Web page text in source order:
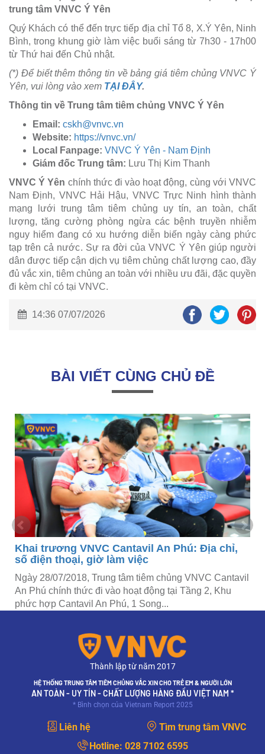
trung tâm VNVC Ý Yên
Quý Khách có thể đến trực tiếp địa chỉ Tổ 8, X.Ý Yên, Ninh
Bình, trong khung giờ làm việc buổi sáng từ 7h30 - 17h00
từ Thứ hai đến Chủ nhật.
(*) Để biết thêm thông tin về bảng giá tiêm chủng VNVC Ý
Yên, vui lòng vào xem TẠI ĐÂY.
Thông tin về Trung tâm tiêm chủng VNVC Ý Yên
Email: cskh@vnvc.vn
Website: https://vnvc.vn/
Local Fanpage: VNVC Ý Yên - Nam Định
Giám đốc Trung tâm: Lưu Thị Kim Thanh
VNVC Ý Yên chính thức đi vào hoạt động, cùng với VNVC
Nam Định, VNVC Hải Hậu, VNVC Trực Ninh hình thành
mạng lưới trung tâm tiêm chủng uy tín, an toàn, chất
lượng, tăng cường phòng ngừa các bệnh truyền nhiễm
nguy hiểm đang có xu hướng diễn biến ngày càng phức
tạp trên cả nước. Sự ra đời của VNVC Ý Yên giúp người
dân được tiếp cận dịch vụ tiêm chủng chất lượng cao, đầy
đủ vắc xin, tiêm chủng an toàn với nhiều ưu đãi, đặc quyền
đi kèm chỉ có tại VNVC.
14:36 07/07/2026
BÀI VIẾT CÙNG CHỦ ĐỀ
Khai trương VNVC Cantavil An Phú: Địa chỉ,
số điện thoại, giờ làm việc
Ngày 28/07/2018, Trung tâm tiêm chủng VNVC Cantavil
An Phú chính thức đi vào hoạt động tại Tầng 2, Khu
phức hợp Cantavil An Phú, 1 Song...
Thành lập từ năm 2017
HỆ THỐNG TRUNG TÂM TIÊM CHỦNG VẮC XIN CHO TRẺ EM & NGƯỜI LỚN
AN TOÀN - UY TÍN - CHẤT LƯỢNG HÀNG ĐẦU VIỆT NAM *
* Bình chọn của Vietnam Report 2025
Liên hệ
Tìm trung tâm VNVC
Hotline: 028 7102 6595